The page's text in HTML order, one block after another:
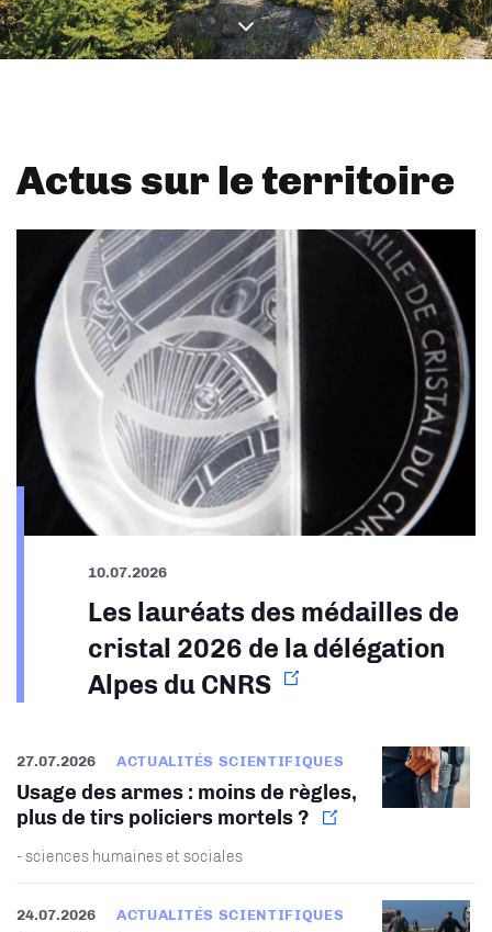
Actus sur le territoire
10.07.2026
Les lauréats des médailles de
cristal 2026 de la délégation
Alpes du CNRS
27.07.2026 ACTUALITÉS SCIENTIFIQUES
Usage des armes : moins de règles,
plus de tirs policiers mortels ?
- sciences humaines et sociales
24.07.2026 ACTUALITÉS SCIENTIFIQUES